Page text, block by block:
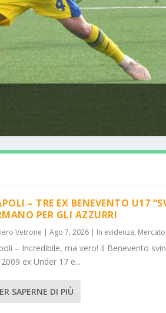
– TRE EX BENEVENTO U17
PER GLI AZZURRI
Vetrone | Ago 7, 2026| In evidenza, Mercato
– Incredibile, ma vero! Il Benevento
ex Under 17 e...
SAPERNE DI PIÙ